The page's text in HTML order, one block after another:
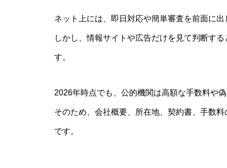
ネット上には、即日対応や簡単審査を前面に
しかし、情報サイトや広告だけを見て判断す
す。
2026年時点でも、公的機関は高額な手数料や
そのため、会社概要、所在地、契約書、手数
です。